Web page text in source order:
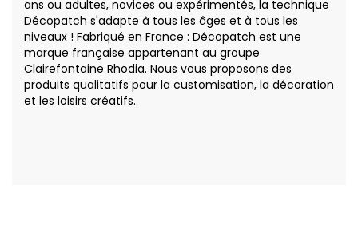
ans ou adultes, novices ou expérimentés, la technique
Décopatch s'adapte à tous les âges et à tous les
niveaux ! Fabriqué en France : Décopatch est une
marque française appartenant au groupe
Clairefontaine Rhodia. Nous vous proposons des
produits qualitatifs pour la customisation, la décoration
et les loisirs créatifs.